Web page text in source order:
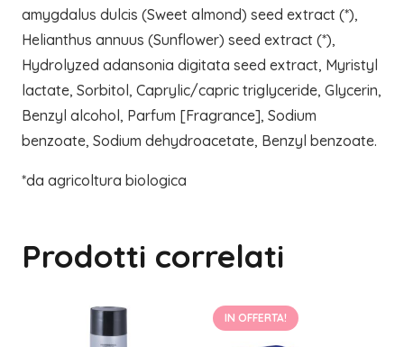
amygdalus dulcis (Sweet almond) seed extract (*),
Helianthus annuus (Sunflower) seed extract (*),
Hydrolyzed adansonia digitata seed extract, Myristyl
lactate, Sorbitol, Caprylic/capric triglyceride, Glycerin,
Benzyl alcohol, Parfum [Fragrance], Sodium
benzoate, Sodium dehydroacetate, Benzyl benzoate.
*da agricoltura biologica
Prodotti correlati
IN OFFERTA!